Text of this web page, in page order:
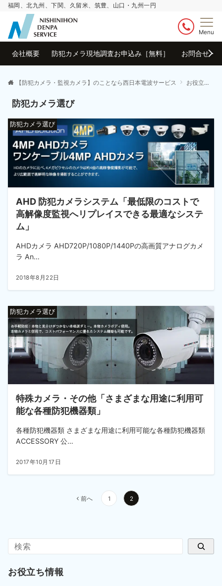
福岡、北九州、下関、久留米、筑豊、山口・九州一円
Menu
会社概要 防犯カメラ現地調査お申込み［無料］ お問合せ・
【防犯カメラ・監視カメラ】のことなら西日本電波サービス お役立ちブログ
防犯カメラ選び
防犯カメラ選び
AHD 防犯カメラシステム「最低限のコストで
高解像度監視へリプレイスできる最適なシステ
ム」
AHDカメラ AHD720P/1080P/1440Pの高画質アナログカメ
ラ An…
2018年8月22日
防犯カメラ選び
特殊カメラ・その他「さまざまな用途に利用可
能な各種防犯機器類」
各種防犯機器類 さまざまな用途に利用可能な各種防犯機器類
ACCESSORY 公…
2017年10月17日
ー
送
前へ 1 2
検索
お役立ち情報